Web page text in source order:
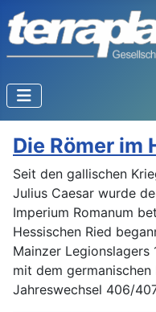
Die Römer im
Seit den gallischen
Julius Caesar wurde
Imperium Romanum
Hessischen Ried
Mainzer Legionslagers
mit dem germanischen
Jahreswechsel 406/